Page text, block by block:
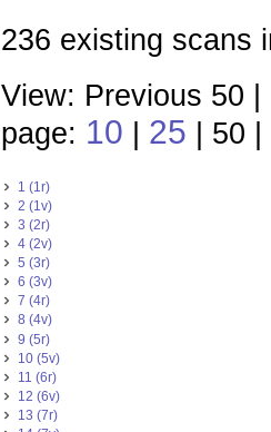
236 existing scans
View: Previous 50 |
page: 10 25 | 50 |
1 (1r)
2 (1v)
3 (2r)
4 (2v)
5 (3r)
6 (3v)
7 (4r)
8 (4v)
9 (5r)
10 (5v)
11 (6r)
12 (6v)
13 (7r)